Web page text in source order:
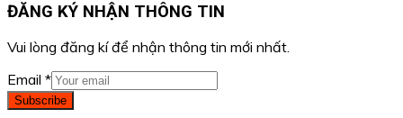
ĐĂNG KÝ NHẬN THÔNG TIN
Vui lòng đăng kí để nhận thông tin mới nhất.
Email *
Subscribe